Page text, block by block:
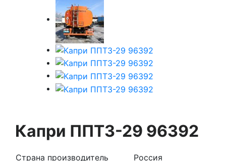
Капри ППТЗ-29 96392
Страна производитель
Россия